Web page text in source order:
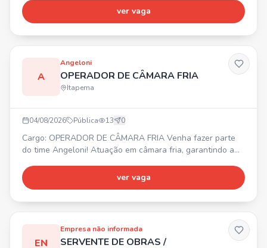
comprometimento, boa comunicação e proatividade. 📍
Oportunidade para unidade de Itapema.
ver vaga
A
Angeloni
OPERADOR DE CÂMARA FRIA
Itapema
04/08/2026 Pública 13 0
Cargo: OPERADOR DE CÂMARA FRIA Venha fazer parte
do time Angeloni! Atuação em câmara fria, garantindo a
mercadorias. Controle de validade, qualidade e
conservação dos itens. Organização e limpeza do
ver vaga
EN
Empresa não informada
SERVENTE DE OBRAS /